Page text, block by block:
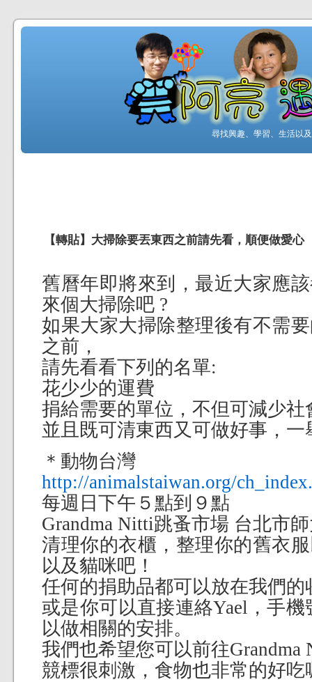
尋找興趣、學習、生活以
【轉貼】大掃除要丟東西之前請先看，順便做愛心
舊曆年即將來到，最近大家應
來個大掃除吧 ?
如果大家大掃除整理後有不需
之前，
請先看看下列的名單:
花少少的運費
捐給需要的單位，不但可減少社
並且既可清東西又可做好事，一
＊動物台灣
http://animalstaiwan.org/
每週日下午５點到９點
Grandma Nitti跳蚤市場 台北市
清理你的衣櫃，整理你的舊衣
以及貓咪吧！
任何的捐助品都可以放在我們的
或是你可以直接連絡Yael，手機
以做相關的安排。
我們也希望您可以前往
競標很刺激，食物也非常的好